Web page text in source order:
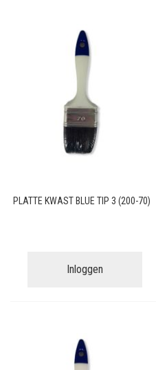
PLATTE KWAST BLUE TIP 3 (200-70)
Inloggen